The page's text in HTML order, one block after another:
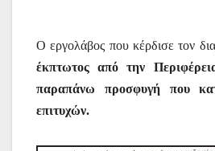
Ο εργολάβος που κέρδισε τον
έκπτωτος από την
παραπάνω προσφυγή που
επιτυχών.